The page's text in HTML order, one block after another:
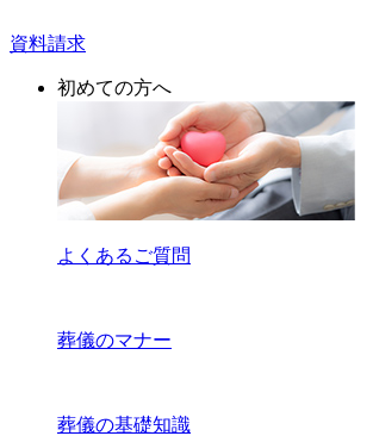
資料請求
初めての方へ
よくあるご質問
葬儀のマナー
葬儀の基礎知識